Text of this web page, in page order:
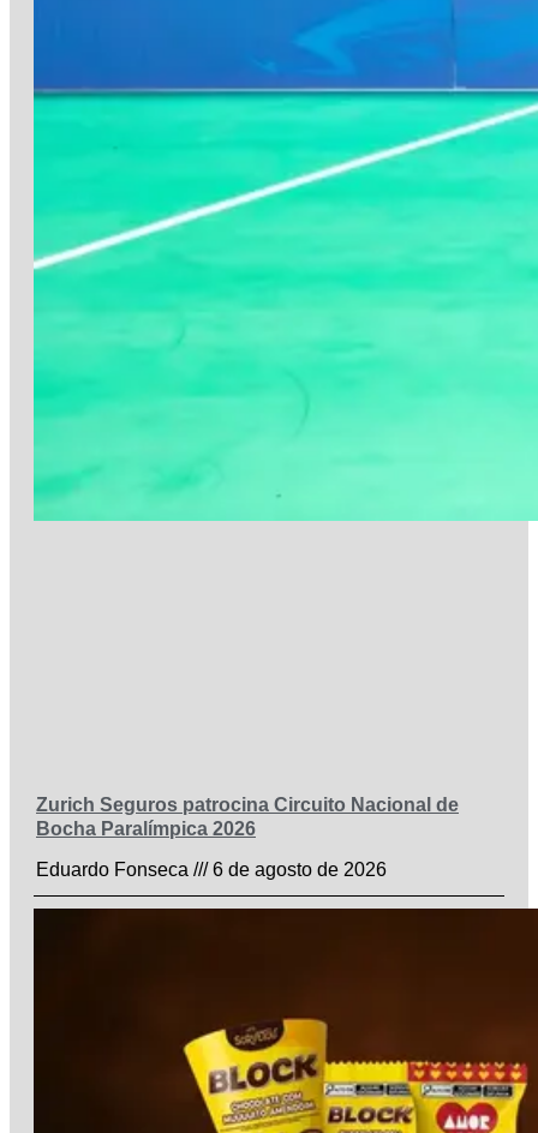
Zurich Seguros patrocina Circuito Nacional de
Bocha Paralímpica 2026
Eduardo Fonseca
6 de agosto de 2026